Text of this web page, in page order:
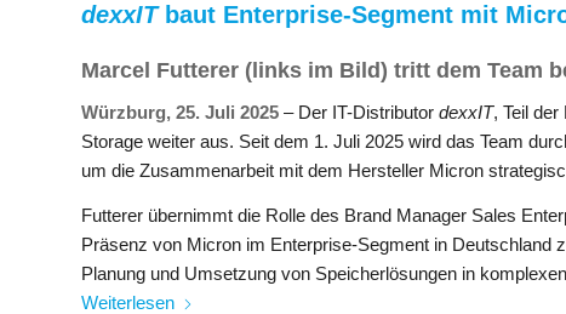
dexxITbaut Enterprise-Segment mit
Marcel Futterer (links im Bild) tritt dem Team
Würzburg, 25. Juli 2025 – Der IT-Distributor dexxIT, Teil
Storage weiter aus. Seit dem 1. Juli 2025 wird das Team
um die Zusammenarbeit mit dem Hersteller Micron
Futterer übernimmt die Rolle des Brand Manager Sales
Präsenz von Micron im Enterprise-Segment in Deutschland
Planung und Umsetzung von Speicherlösungen in
Weiterlesen